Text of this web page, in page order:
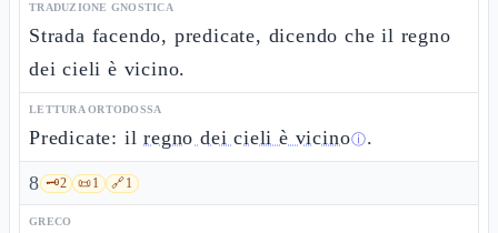
TRADUZIONE GNOSTICA
Strada facendo, predicate, dicendo che il regno
dei cieli è vicino.
LETTURA ORTODOSSA
Predicate: ilregno dei cieli è vicinoⓘ.
8 🗝️2 📜1 🔗1
GRECO